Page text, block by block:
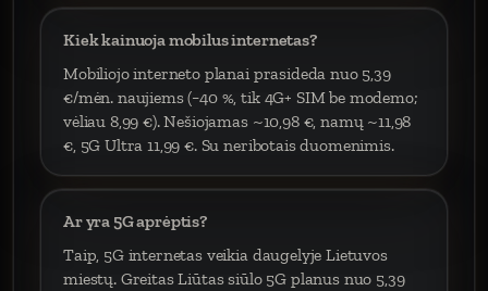
Kiek kainuoja mobilus internetas?
Mobiliojo interneto planai prasideda nuo 5,39
€/mėn. naujiems (−40 %, tik 4G+ SIM be modemo;
vėliau 8,99 €). Nešiojamas ~10,98 €, namų ~11,98
€, 5G Ultra 11,99 €. Su neribotais duomenimis.
Ar yra 5G aprėptis?
Taip, 5G internetas veikia daugelyje Lietuvos
miestų. Greitas Liūtas siūlo 5G planus nuo 5,39